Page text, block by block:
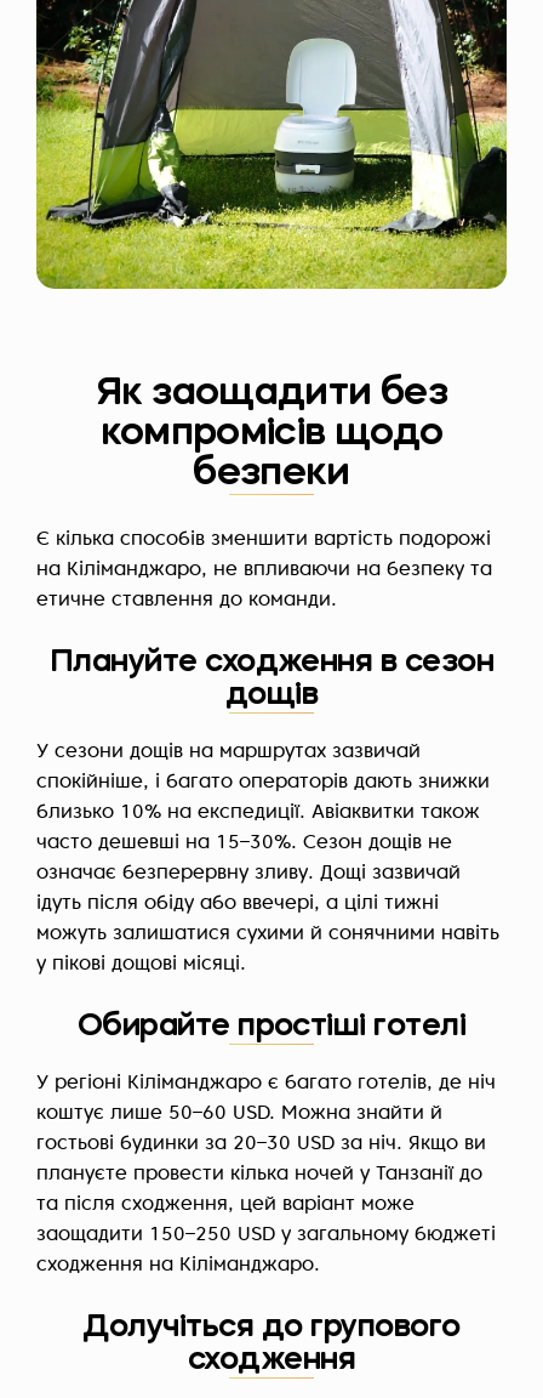
Як заощадити без
компромісів щодо
безпеки
Є кілька способів зменшити вартість подорожі
на Кіліманджаро, не впливаючи на безпеку та
етичне ставлення до команди.
Плануйте сходження в сезон
дощів
У сезони дощів на маршрутах зазвичай
спокійніше, і багато операторів дають знижки
близько 10% на експедиції. Авіаквитки також
часто дешевші на 15–30%. Сезон дощів не
означає безперервну зливу. Дощі зазвичай
ідуть після обіду або ввечері, а цілі тижні
можуть залишатися сухими й сонячними навіть
у пікові дощові місяці.
Обирайте простіші готелі
У регіоні Кіліманджаро є багато готелів, де ніч
коштує лише 50–60 USD. Можна знайти й
гостьові будинки за 20–30 USD за ніч. Якщо ви
плануєте провести кілька ночей у Танзанії до
та після сходження, цей варіант може
заощадити 150–250 USD у загальному бюджеті
сходження на Кіліманджаро.
Долучіться до групового
сходження